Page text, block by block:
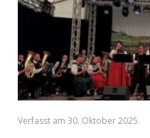
Verfasst am 30. Oktober 2025.